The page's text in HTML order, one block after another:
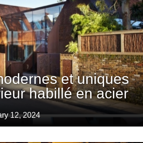
et uniques
habillé en acier
12, 2024